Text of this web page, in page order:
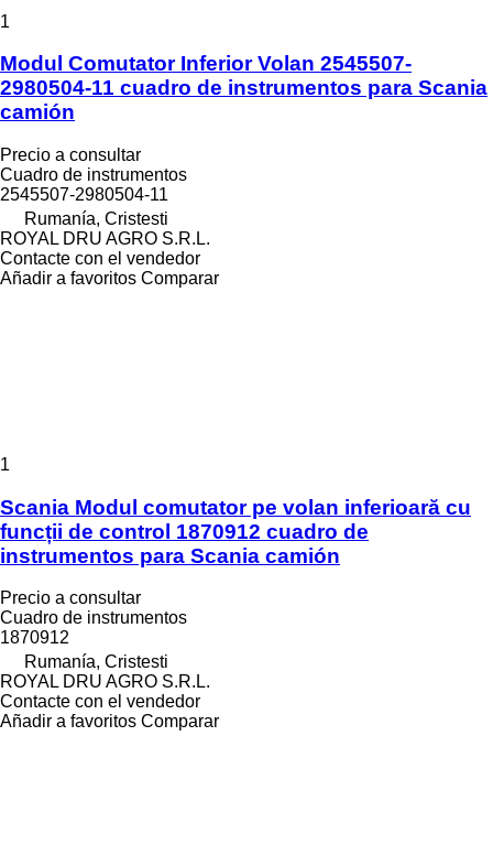
1
Modul Comutator Inferior Volan 2545507-
2980504-11 cuadro de instrumentos para Scania
camión
Precio a consultar
Cuadro de instrumentos
2545507-2980504-11
Rumanía, Cristesti
ROYAL DRU AGRO S.R.L.
Contacte con el vendedor
Añadir a favoritos Comparar
1
Scania Modul comutator pe volan inferioară cu
funcții de control 1870912 cuadro de
instrumentos para Scania camión
Precio a consultar
Cuadro de instrumentos
1870912
Rumanía, Cristesti
ROYAL DRU AGRO S.R.L.
Contacte con el vendedor
Añadir a favoritos Comparar